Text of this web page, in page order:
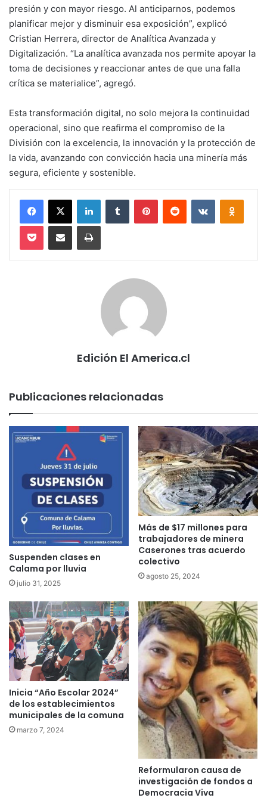
presión y con mayor riesgo. Al anticiparnos, podemos
planificar mejor y disminuir esa exposición”, explicó
Cristian Herrera, director de Analítica Avanzada y
Digitalización. “La analítica avanzada nos permite apoyar la
toma de decisiones y reaccionar antes de que una falla
crítica se materialice”, agregó.
Esta transformación digital, no solo mejora la continuidad
operacional, sino que reafirma el compromiso de la
División con la excelencia, la innovación y la protección de
la vida, avanzando con convicción hacia una minería más
segura, eficiente y sostenible.
Facebook
X LinkedInTumblr PinterestReddit VKontakte
Pocket Compartir via email Imprimir
Edición El America.cl
Publicaciones relacionadas
Suspenden clases en
Calama por lluvia
julio 31, 2025
Más de $17 millones para
trabajadores de minera
Caserones tras acuerdo
colectivo
agosto 25, 2024
Inicia “Año Escolar 2024”
de los establecimientos
municipales de la comuna
marzo 7, 2024
Reformularon causa de
investigación de fondos a
Democracia Viva